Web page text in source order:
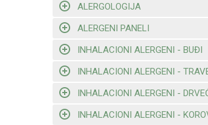
ALERGOLOGIJA
ALERGENI PANELI
INHALACIONI ALERGENI - BUĐI
INHALACIONI ALERGENI -
INHALACIONI ALERGENI -
INHALACIONI ALERGENI -